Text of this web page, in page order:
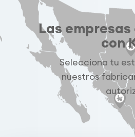
Las
con
Selecciona tu
nuestros